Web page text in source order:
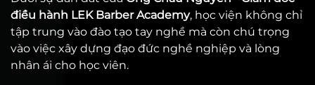
điều hành LEK Barber Academy, học viện không chỉ
tập trung vào đào tạo tay nghề mà còn chú trọng
vào việc xây dựng đạo đức nghề nghiệp và lòng
nhân ái cho học viên.